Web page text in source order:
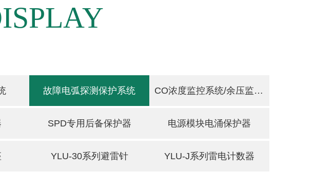
故障电弧探测保护系统 CO浓度监控系统/余压监控系统
SPD专用后备保护器 电源模块电涌保护器
YLU-30系列避雷针 YLU-J系列雷电计数器